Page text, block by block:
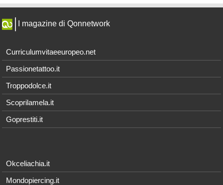
I magazine di Qonnetwork
Curriculumvitaeeuropeo.net
Passionetattoo.it
Troppodolce.it
Scoprilamela.it
Goprestiti.it
Okceliachia.it
Mondopiercing.it